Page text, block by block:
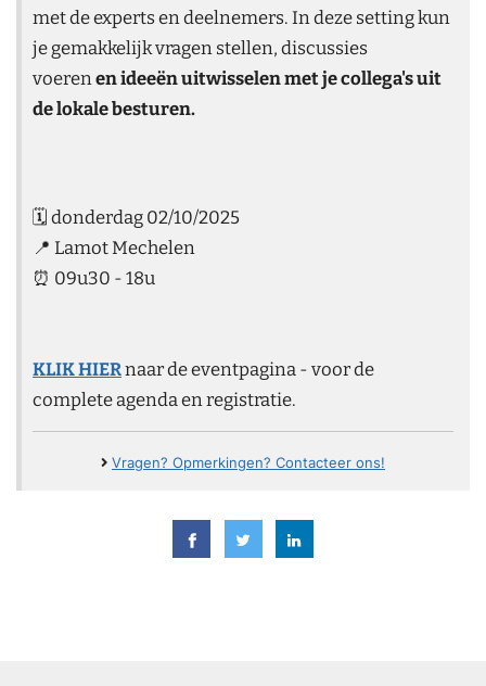
met de experts en deelnemers. In deze setting kun
je gemakkelijk vragen stellen, discussies
voerenen ideeën uitwisselen met je collega's uit
de lokale besturen.
🗓️ donderdag 02/10/2025
📍 Lamot Mechelen
⏰ 09u30 - 18u
KLIK HIERnaar de eventpagina - voor de
complete agenda en registratie.
Vragen? Opmerkingen? Contacteer ons!